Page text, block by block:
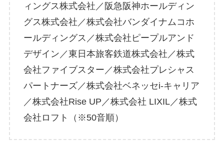
ィングス株式会社／阪急阪神ホールディン
グス株式会社／株式会社バンダイナムコホ
ールディングス／株式会社ピープルアンド
デザイン／東日本旅客鉄道株式会社／株式
会社ファイブスター／株式会社プレシャス
パートナーズ／株式会社ベネッセi-キャリア
／株式会社Rise UP／株式会社 LIXIL／株式
会社ロフト（※50音順）